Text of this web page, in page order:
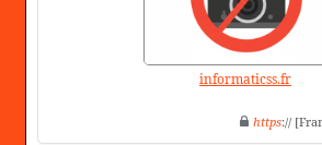
informaticss.fr
https://